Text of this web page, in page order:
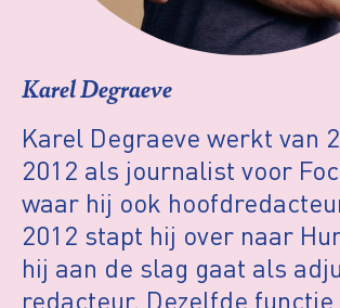
Karel Degraeve
Karel Degraeve werkt van
2012 als journalist voor
waar hij ook
2012 stapt hij over naar
hij aan de slag gaat als
redacteur. Dezelfde